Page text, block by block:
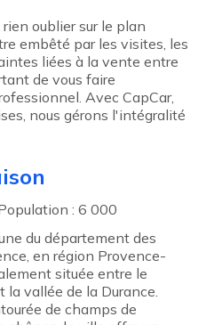
oublier sur le plan
embêté par les visites, les
liées à la vente entre
de vous faire
Avec CapCar,
nous gérons l'intégralité
: 6 000
du département des
en région Provence-
située entre le
la vallée de la Durance.
de champs de